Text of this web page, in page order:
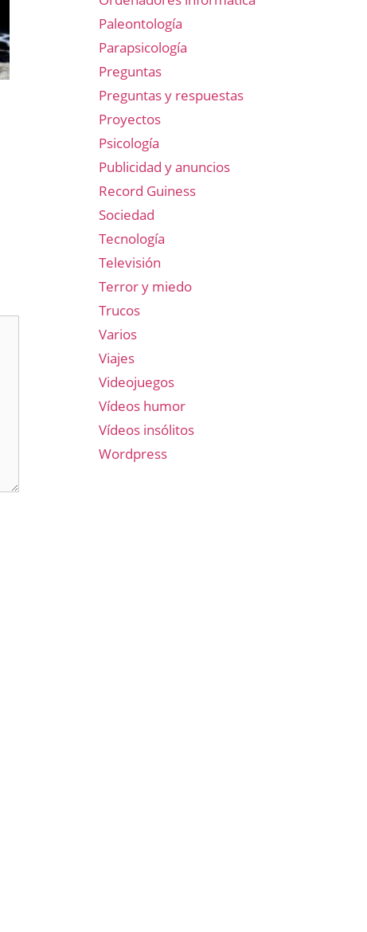
Paleontología
Parapsicología
Preguntas
Preguntas y respuestas
Proyectos
Psicología
Publicidad y anuncios
Record Guiness
Sociedad
Tecnología
Televisión
Terror y miedo
Trucos
Varios
Viajes
Videojuegos
Vídeos humor
Vídeos insólitos
Wordpress